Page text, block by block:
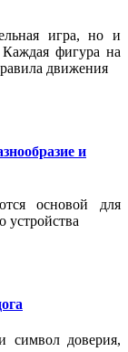
игра, но и
Каждая фигура на
движения
и
основой для
устройства
символ доверия,